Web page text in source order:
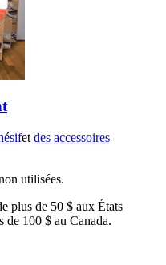
et des accessoires
utilisées.
plus de 50 $ aux États
de 100 $ au Canada.